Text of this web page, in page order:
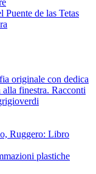
de las Tetas
originale con dedica
finestra. Racconti
Ruggero: Libro
plastiche